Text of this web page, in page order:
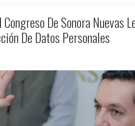
Congreso De Sonora Nuevas
De Datos Personales